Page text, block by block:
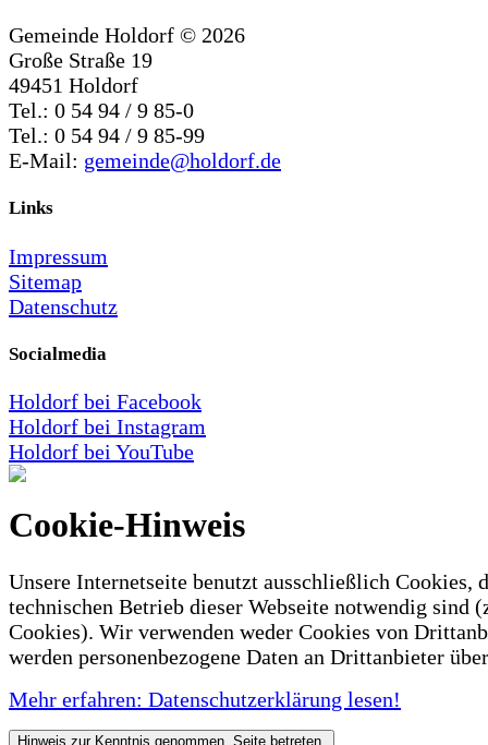
Gemeinde Holdorf © 2026
Große Straße 19
49451 Holdorf
Tel.: 0 54 94 / 9 85-0
Tel.: 0 54 94 / 9 85-99
E-Mail: gemeinde@holdorf.de
Links
Impressum
Sitemap
Datenschutz
Socialmedia
Holdorf bei Facebook
Holdorf bei Instagram
Holdorf bei YouTube
Cookie-Hinweis
Unsere Internetseite benutzt ausschließlich Cookies,
technischen Betrieb dieser Webseite notwendig sind
Cookies). Wir verwenden weder Cookies von
werden personenbezogene Daten an Drittanbieter
Mehr erfahren: Datenschutzerklärung lesen!
Hinweis zur Kenntnis genommen. Seite betreten.